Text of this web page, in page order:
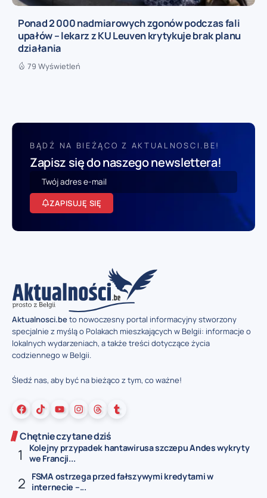
Ponad 2 000 nadmiarowych zgonów podczas fali
upałów – lekarz z KU Leuven krytykuje brak planu
działania
79 Wyświetleń
BĄDŹ NA BIEŻĄCO Z AKTUALNOSCI.BE!
Zapisz się do naszego newslettera!
ZAPISUJĘ SIĘ
Aktualnosci.beto nowoczesny portal informacyjny stworzony
specjalnie z myślą o Polakach mieszkających w Belgii: informacje o
lokalnych wydarzeniach, a także treści dotyczące życia
codziennego w Belgii.
Śledź nas, aby być na bieżąco z tym, co ważne!
Chętnie czytane dziś
Kolejny przypadek hantawirusa szczepu Andes wykryty
we Francji...
FSMA ostrzega przed fałszywymi kredytami w
internecie –...